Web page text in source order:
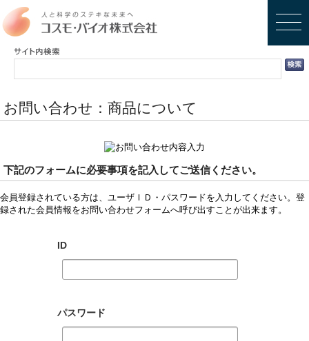
お問い合わせ：商品について
下記のフォームに必要事項を記入してご送信ください。
会員登録されている方は、ユーザＩＤ・パスワードを入力してください。登
録された会員情報をお問い合わせフォームへ呼び出すことが出来ます。
ID
パスワード